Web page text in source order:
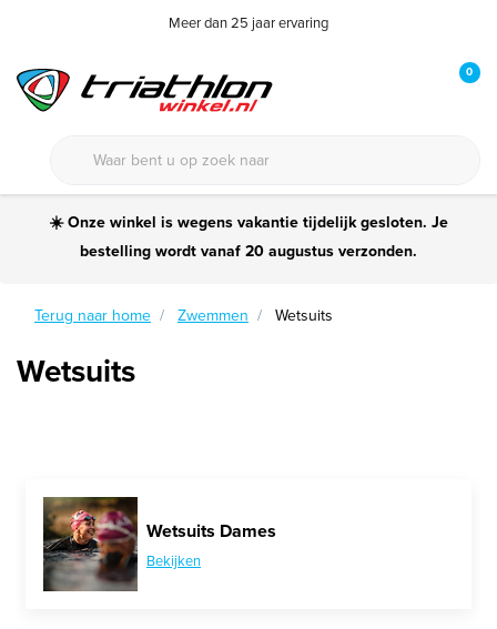
Meer dan 25 jaar ervaring
0
☀️ Onze winkel is wegens vakantie tijdelijk gesloten. Je
bestelling wordt vanaf 20 augustus verzonden.
Terug naar home Zwemmen Wetsuits
Wetsuits
Wetsuits Dames
Bekijken